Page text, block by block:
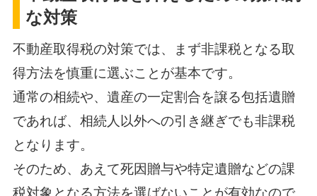
な対策
不動産取得税の対策では、まず非課税となる取
得方法を慎重に選ぶことが基本です。
通常の相続や、遺産の一定割合を譲る包括遺贈
であれば、相続人以外への引き継ぎでも非課税
となります。
そのため、あえて死因贈与や特定遺贈などの課
税対象となる方法を選ばないことが有効なので